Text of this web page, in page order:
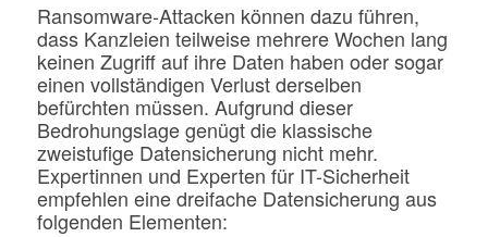
Ransomware-Attacken können dazu führen,
dass Kanzleien teilweise mehrere Wochen lang
keinen Zugriff auf ihre Daten haben oder sogar
einen vollständigen Verlust derselben
befürchten müssen. Aufgrund dieser
Bedrohungslage genügt die klassische
zweistufige Datensicherung nicht mehr.
Expertinnen und Experten für IT-Sicherheit
empfehlen eine dreifache Datensicherung aus
folgenden Elementen: